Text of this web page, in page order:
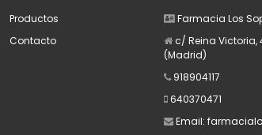
Productos
Contacto
Farmacia Los
c/ Reina Victoria,
(Madrid)
918904117
640370471
Email: